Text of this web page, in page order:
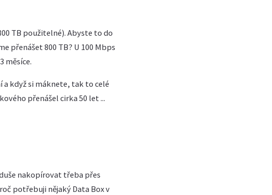
TB použitelné). Abyste to do
přenášet 800 TB? U 100 Mbps
měsíce.
a když si máknete, tak to celé
přenášel cirka 50 let ...
nakopírovat třeba přes
potřebuji nějaký Data Box v